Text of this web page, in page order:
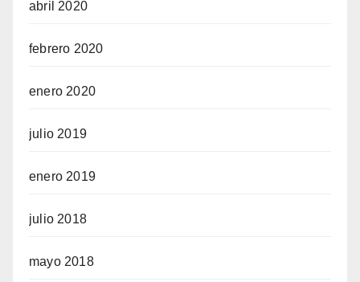
abril 2020
febrero 2020
enero 2020
julio 2019
enero 2019
julio 2018
mayo 2018